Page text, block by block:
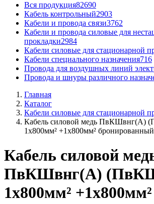
Вся продукция82690
Кабель контрольный2903
Кабели и провода связи3762
Кабели и провода силовые для
прокладки2984
Кабели силовые для стационарной
Кабели специального назначения716
Провода для воздушных линий
Провода и шнуры различного
Главная
Каталог
Кабели силовые для стационарной
Кабель силовой медь ПвКШвнг(А)
1x800мм² +1x800мм²
Кабель силовой
ПвКШвнг(А)
1x800мм² +1x800мм²